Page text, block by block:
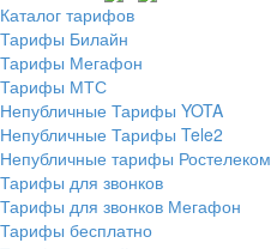
Каталог тарифов
Тарифы Билайн
Тарифы Мегафон
Тарифы МТС
Непубличные Тарифы YOTA
Непубличные Тарифы Tele2
Непубличные тарифы Ростелеком
Тарифы для звонков
Тарифы для звонков Мегафон
Тарифы бесплатно